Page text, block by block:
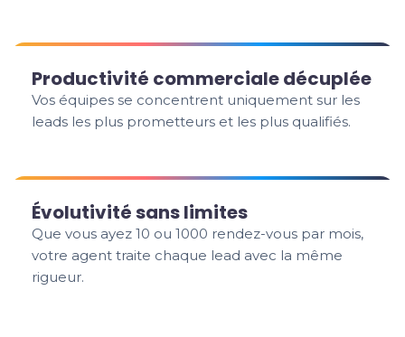
Productivité commerciale décuplée
Vos équipes se concentrent uniquement sur les
leads les plus prometteurs et les plus qualifiés.
Évolutivité sans limites
Que vous ayez 10 ou 1000 rendez-vous par mois,
votre agent traite chaque lead avec la même
rigueur.